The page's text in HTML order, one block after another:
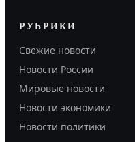
РУБРИКИ
Свежие новости
Новости России
Мировые новости
Новости экономики
Новости политики